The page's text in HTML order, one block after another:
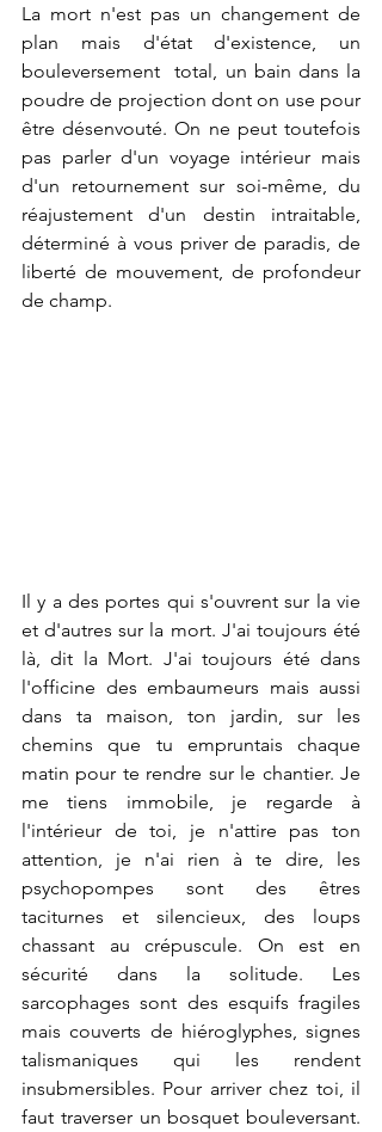
La mort n'est pas un changement de
plan mais d'état d'existence, un
bouleversement  total, un bain dans la
poudre de projection dont on use pour
être désenvouté. On ne peut toutefois
pas parler d'un voyage intérieur mais
d'un retournement sur soi-même, du
réajustement d'un destin intraitable,
déterminé à vous priver de paradis, de
liberté de mouvement, de profondeur
de champ.
Il y a des portes qui s'ouvrent sur la vie
et d'autres sur la mort. J'ai toujours été
là, dit la Mort. J'ai toujours été dans
l'officine des embaumeurs mais aussi
dans ta maison, ton jardin, sur les
chemins que tu empruntais chaque
matin pour te rendre sur le chantier. Je
me tiens immobile, je regarde à
l'intérieur de toi, je n'attire pas ton
attention, je n'ai rien à te dire, les
psychopompes sont des êtres
taciturnes et silencieux, des loups
chassant au crépuscule. On est en
sécurité dans la solitude. Les
sarcophages sont des esquifs fragiles
mais couverts de hiéroglyphes, signes
talismaniques qui les rendent
insubmersibles. Pour arriver chez toi, il
faut traverser un bosquet bouleversant.